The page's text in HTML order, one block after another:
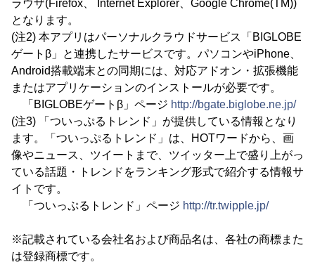
ラウザ(Firefox、 Internet Explorer、Google Chrome(TM))
となります。
(注2) 本アプリはパーソナルクラウドサービス「BIGLOBE
ゲートβ」と連携したサービスです。パソコンやiPhone、
Android搭載端末との同期には、対応アドオン・拡張機能
またはアプリケーションのインストールが必要です。
「BIGLOBEゲートβ」ページ http://bgate.biglobe.ne.jp/
(注3) 「ついっぷるトレンド」が提供している情報となり
ます。「ついっぷるトレンド」は、HOTワードから、画
像やニュース、ツイートまで、ツイッター上で盛り上がっ
ている話題・トレンドをランキング形式で紹介する情報サ
イトです。
「ついっぷるトレンド」ページ http://tr.twipple.jp/
※記載されている会社名および商品名は、各社の商標また
は登録商標です。